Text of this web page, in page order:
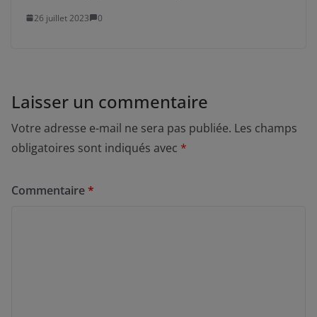
26 juillet 2023 0
Laisser un commentaire
Votre adresse e-mail ne sera pas publiée. Les champs
obligatoires sont indiqués avec *
Commentaire*